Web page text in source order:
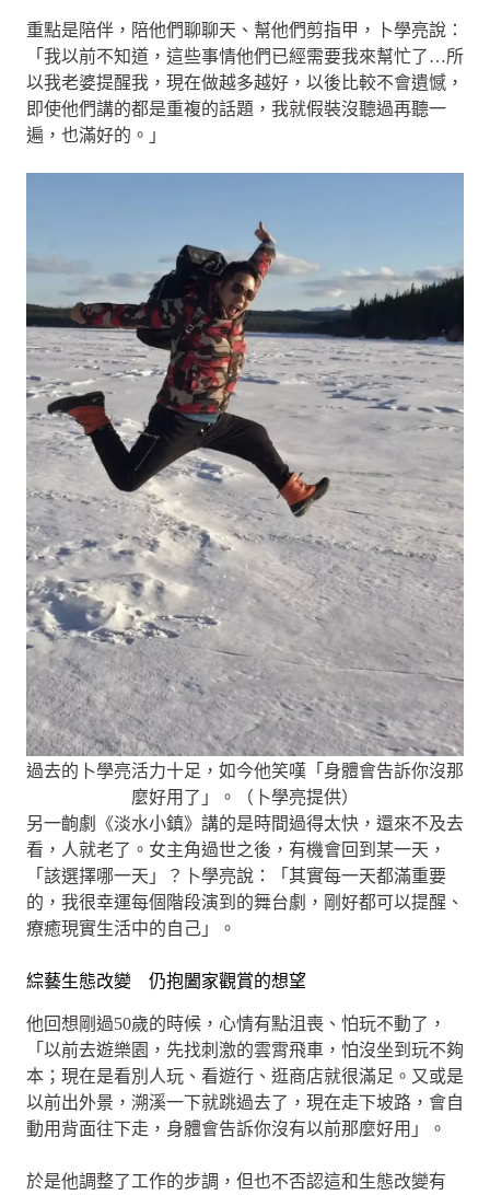
重點是陪伴，陪他們聊聊天、幫他們剪指甲，卜學亮說：
「我以前不知道，這些事情他們已經需要我來幫忙了…所
以我老婆提醒我，現在做越多越好，以後比較不會遺憾，
即使他們講的都是重複的話題，我就假裝沒聽過再聽一
遍，也滿好的。」
過去的卜學亮活力十足，如今他笑嘆「身體會告訴你沒那
麼好用了」。（卜學亮提供）
另一齣劇《淡水小鎮》講的是時間過得太快，還來不及去
看，人就老了。女主角過世之後，有機會回到某一天，
「該選擇哪一天」？卜學亮說：「其實每一天都滿重要
的，我很幸運每個階段演到的舞台劇，剛好都可以提醒、
療癒現實生活中的自己」。
綜藝生態改變 仍抱闔家觀賞的想望
他回想剛過50歲的時候，心情有點沮喪、怕玩不動了，
「以前去遊樂園，先找刺激的雲霄飛車，怕沒坐到玩不夠
本；現在是看別人玩、看遊行、逛商店就很滿足。又或是
以前出外景，溯溪一下就跳過去了，現在走下坡路，會自
動用背面往下走，身體會告訴你沒有以前那麼好用」。
於是他調整了工作的步調，但也不否認這和生態改變有